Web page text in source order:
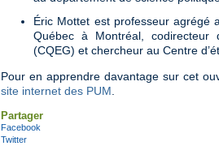
Éric Mottet est professeur agrégé
Québec à Montréal, codirecteur
(CQEG) et chercheur au Centre
Pour en apprendre davantage sur cet
site internet des PUM.
Partager
Facebook
Twitter